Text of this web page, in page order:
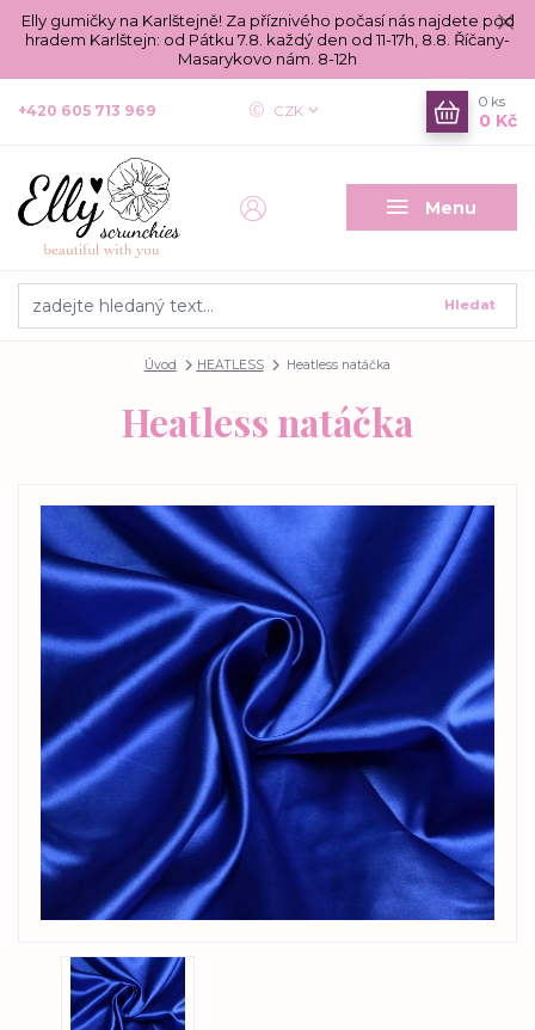
Elly gumičky na Karlštejně! Za příznivého počasí nás najdete pod
hradem Karlštejn: od Pátku 7.8. každý den od 11-17h, 8.8. Říčany-
Masarykovo nám. 8-12h
Menu
CZK
Hledat
+420 605 713 969
0 ks
0 Kč
Úvod HEATLESS Heatless natáčka
Heatless natáčka